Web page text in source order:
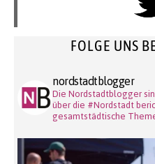
FOLGE UNS
nordstadtblogger
Die Nordstadtblogger
über die #Nordstadt
gesamtstädtische